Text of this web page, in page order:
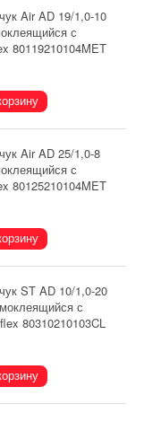
Air AD 19/1,0-10
с
80119210104MET
Air AD 25/1,0-8
с
80125210104MET
ST AD 10/1,0-20
с
80310210103CL